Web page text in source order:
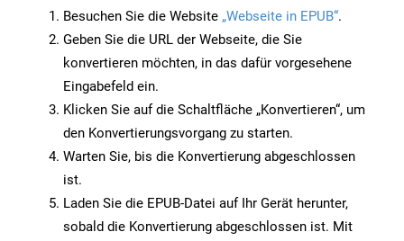
Besuchen Sie die Website „Webseite in EPUB“.
Geben Sie die URL der Webseite, die Sie
konvertieren möchten, in das dafür vorgesehene
Eingabefeld ein.
Klicken Sie auf die Schaltfläche „Konvertieren“, um
den Konvertierungsvorgang zu starten.
Warten Sie, bis die Konvertierung abgeschlossen
ist.
Laden Sie die EPUB-Datei auf Ihr Gerät herunter,
sobald die Konvertierung abgeschlossen ist. Mit